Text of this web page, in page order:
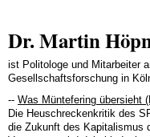
Dr. Martin
ist Politologe und Mitarbeiter
Gesellschaftsforschung in
-- Was Müntefering übersieht
Die Heuschreckenkritik des
die Zukunft des Kapitalismus